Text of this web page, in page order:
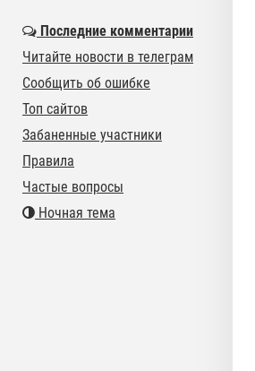
Последние комментарии
Читайте новости в телеграм
Сообщить об ошибке
Топ сайтов
Забаненные участники
Правила
Частые вопросы
Ночная тема